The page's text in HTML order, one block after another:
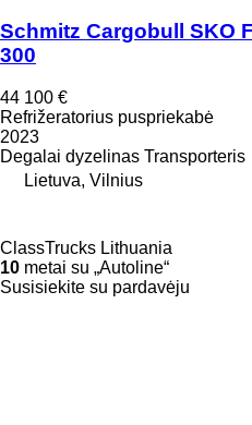
Schmitz Cargobull SKO
300
44 100 €
Refrižeratorius puspriekabė
2023
Degalai dyzelinas Transporteris
Lietuva, Vilnius
ClassTrucks Lithuania
10 metai su „Autoline“
Susisiekite su pardavėju